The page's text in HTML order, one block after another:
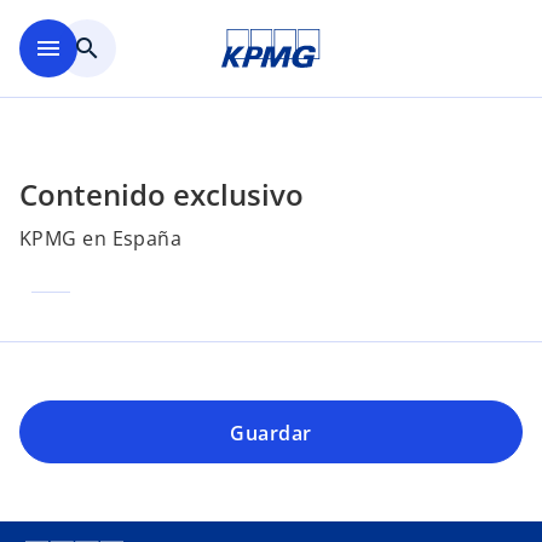
menu search
Contenido exclusivo
KPMG en España
Guardar